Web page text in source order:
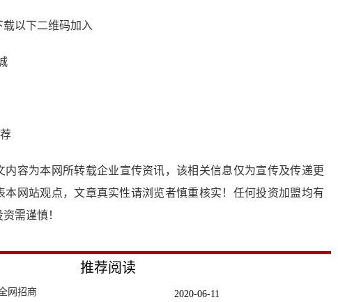
以下二维码加入
内容为本网所转载企业宣传资讯，该相关信息仅为宣传及传递更
本网站观点，文章真实性请浏览者慎重核实！任何投资加盟均有
需谨慎！
推荐阅读
2020-06-11
网招商